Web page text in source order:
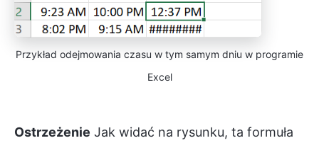
Przykład odejmowania czasu w tym samym dniu w programie
Excel
Ostrzeżenie Jak widać na rysunku, ta formuła